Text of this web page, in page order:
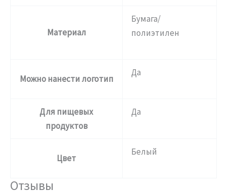
Материал
Бумага/
полиэтилен
Можно нанести логотип
Да
Для пищевых
продуктов
Да
Цвет
Белый
Отзывы